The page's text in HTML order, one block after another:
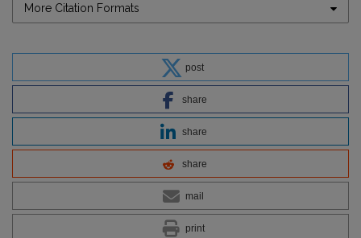
More Citation Formats
post
share
share
share
mail
print